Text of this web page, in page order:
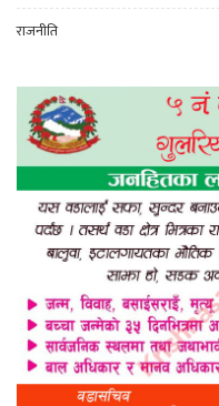
राजनीति